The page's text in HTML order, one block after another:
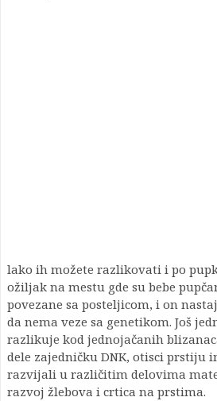
lako ih možete razlikovati i po
ožiljak na mestu gde su bebe
povezane sa posteljicom, i on
da nema veze sa genetikom. Još
razlikuje kod jednojačanih
dele zajedničku DNK, otisci prstiju
razvijali u različitim delovima
razvoj žlebova i crtica na prstima.